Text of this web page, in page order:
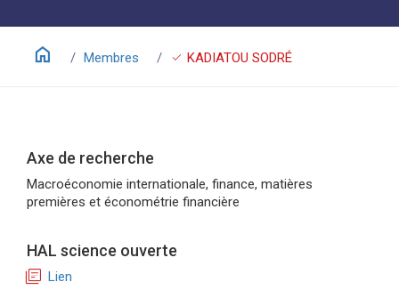
home Membres check KADIATOU SODRÉ
Axe de recherche
Macroéconomie internationale, finance, matières
premières et économétrie financière
HAL science ouverte
library_books Lien